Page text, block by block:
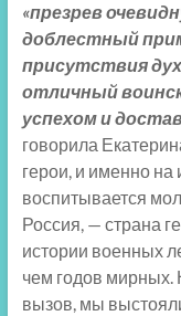
«презрев
доблестный
присутствия
отличный
успехом и
говорила
герои, и именно на
воспитывается
Россия, — страна
истории военных
чем годов мирных.
вызов, мы